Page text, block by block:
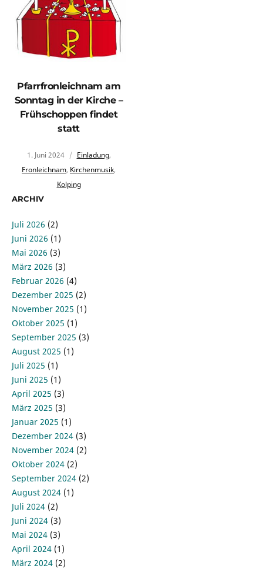
Pfarrfronleichnam am
Sonntag in der Kirche –
Frühschoppen findet
statt
1. Juni 2024 Einladung,
Fronleichnam, Kirchenmusik,
Kolping
ARCHIV
Juli 2026 (2)
Juni 2026 (1)
Mai 2026 (3)
März 2026 (3)
Februar 2026 (4)
Dezember 2025 (2)
November 2025 (1)
Oktober 2025 (1)
September 2025 (3)
August 2025 (1)
Juli 2025 (1)
Juni 2025 (1)
April 2025 (3)
März 2025 (3)
Januar 2025 (1)
Dezember 2024 (3)
November 2024 (2)
Oktober 2024 (2)
September 2024 (2)
August 2024 (1)
Juli 2024 (2)
Juni 2024 (3)
Mai 2024 (3)
April 2024 (1)
März 2024 (2)